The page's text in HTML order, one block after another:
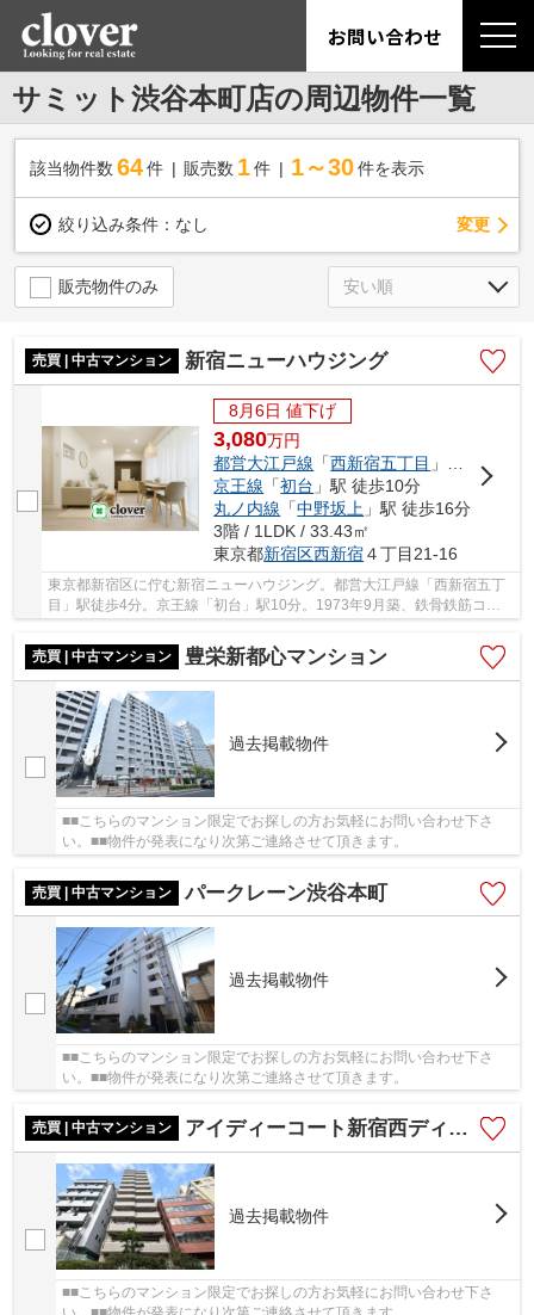
お問い合わせ
サミット渋谷本町店の周辺物件一覧
該当物件数 64件 販売数 1 件 1～30 件を表示
絞り込み条件： なし 変更
販売物件のみ
売買 | 中古マンション 新宿ニューハウジング
8月6日 値下げ
3,080万円
都営大江戸線 「西新宿五丁目 」駅 徒歩4分
京王線 「初台 」駅 徒歩10分
丸ノ内線 「中野坂上 」駅 徒歩16分
3階 / 1LDK / 33.43㎡
東京都新宿区西新宿４丁目21-16
東京都新宿区に佇む新宿ニューハウジング。都営大江戸線「西新宿五丁
目」駅徒歩4分。京王線「初台」駅10分。1973年9月築、鉄骨鉄筋コン
クリート造10階建て、総戸数37戸、管理携帯は全...
売買 | 中古マンション
豊栄新都心マンション
過去掲載物件
■■こちらのマンション限定でお探しの方お気軽にお問い合わせ下さ
い。■■物件が発表になり次第ご連絡させて頂きます。
売買 | 中古マンション パークレーン渋谷本町
過去掲載物件
■■こちらのマンション限定でお探しの方お気軽にお問い合わせ下さ
い。■■物件が発表になり次第ご連絡させて頂きます。
売買 | 中古マンション アイディーコート新宿西ディアナ
過去掲載物件
■■こちらのマンション限定でお探しの方お気軽にお問い合わせ下さ